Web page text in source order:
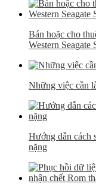
Bán hoặc cho
Western
Những việc cần
Hướng dẫn cách
nặng